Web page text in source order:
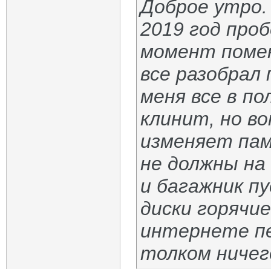
Доброе утро.
2019 год
момент
все разобрал
меня все в
клинит, но
изменяет
не должны на
и багажник
диски
интернете
толком